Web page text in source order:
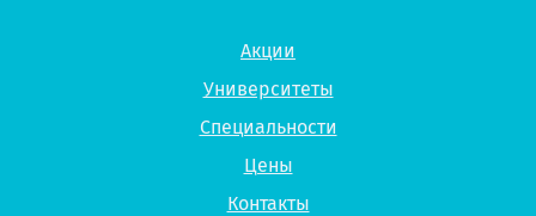
Акции
Университеты
Специальности
Цены
Контакты